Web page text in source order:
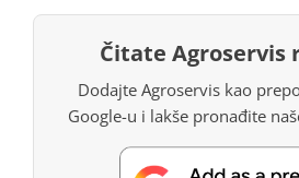
Čitate Agroservis
Dodajte Agroservis kao
Google-u i lakše pronađite